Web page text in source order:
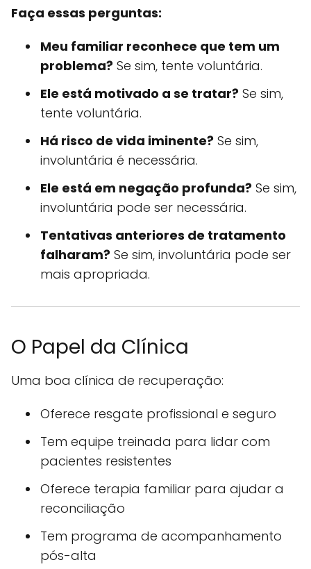
Faça essas perguntas:
Meu familiar reconhece que tem um
problema? Se sim, tente voluntária.
Ele está motivado a se tratar? Se sim,
tente voluntária.
Há risco de vida iminente? Se sim,
involuntária é necessária.
Ele está em negação profunda? Se sim,
involuntária pode ser necessária.
Tentativas anteriores de tratamento
falharam? Se sim, involuntária pode ser
mais apropriada.
O Papel da Clínica
Uma boa clínica de recuperação:
Oferece resgate profissional e seguro
Tem equipe treinada para lidar com
pacientes resistentes
Oferece terapia familiar para ajudar a
reconciliação
Tem programa de acompanhamento
pós-alta